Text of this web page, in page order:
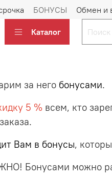
БОНУСЫ Обмен и
Каталог
за него бонусами.
5 % всем, кто
Вам в бонусы,
Бонусами можно